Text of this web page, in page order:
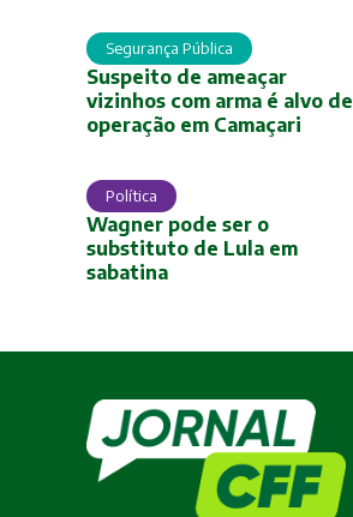
Segurança Pública
Suspeito de ameaçar
vizinhos com arma é alvo de
operação em Camaçari
Política
Wagner pode ser o
substituto de Lula em
sabatina